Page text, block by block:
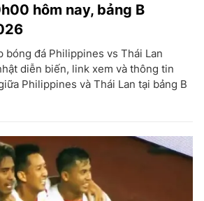
hôm nay, bảng B
bóng đá Philippines vs Thái Lan
diễn biến, link xem và thông tin
Philippines và Thái Lan tại bảng B